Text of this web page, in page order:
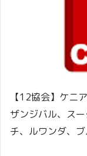
【12協会】ケニ
ザンジバル、ス
チ、ルワンダ、